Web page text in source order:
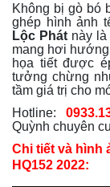
Không bị gò bó
ghép hình ảnh
Lộc Phát này
mang hơi
họa tiết được
tưởng chừng
tầm giá trị cho
Hotline:
Quỳnh chuyên
Chi tiết và hình
HQ152 2022: